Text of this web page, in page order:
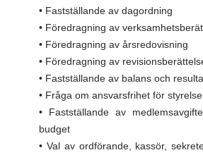
• Fastställande av dagordning
• Föredragning av
• Föredragning av årsredovisning
• Föredragning av
• Fastställande av balans och
• Fråga om ansvarsfrihet för
• Fastställande av
budget
• Val av ordförande, kassör,